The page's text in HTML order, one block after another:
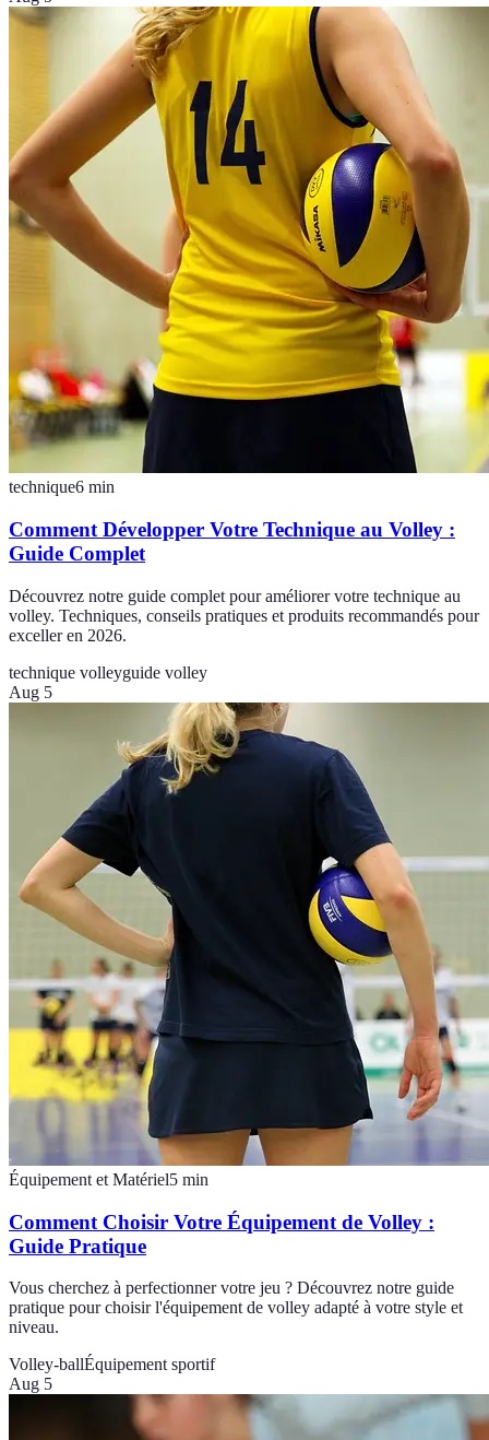
technique6 min
Comment Développer Votre Technique au Volley :
Guide Complet
Découvrez notre guide complet pour améliorer votre technique au
volley. Techniques, conseils pratiques et produits recommandés pour
exceller en 2026.
technique volleyguide volley
Aug 5
Équipement et Matériel5 min
Comment Choisir Votre Équipement de Volley :
Guide Pratique
Vous cherchez à perfectionner votre jeu ? Découvrez notre guide
pratique pour choisir l'équipement de volley adapté à votre style et
niveau.
Volley-ballÉquipement sportif
Aug 5